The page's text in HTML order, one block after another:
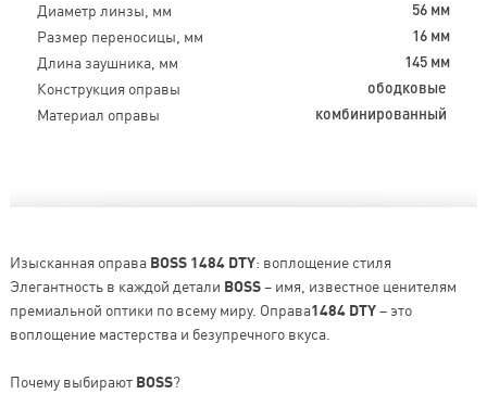
Диаметр линзы, мм 56 мм
Размер переносицы, мм 16 мм
Длина заушника, мм 145 мм
Конструкция оправы ободковые
Материал оправы комбинированный
Изысканная оправа BOSS 1484 DTY: воплощение стиля
Элегантность в каждой детали BOSS– имя, известное ценителям
премиальной оптики по всему миру. Оправа1484 DTY– это
воплощение мастерства и безупречного вкуса.
Почему выбирают BOSS?